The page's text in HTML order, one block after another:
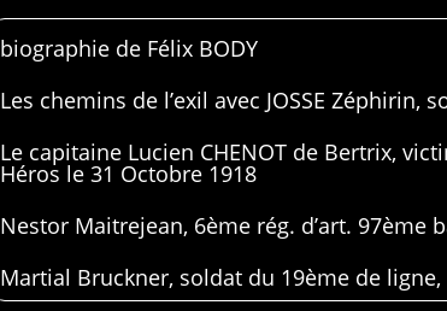
biographie de Félix BODY
Les chemins de l’exil avec JOSSE Zéphirin,
Le capitaine Lucien CHENOT de Bertrix,
Héros le 31 Octobre 1918
Nestor Maitrejean, 6ème rég. d’art. 97ème
Martial Bruckner, soldat du 19ème de ligne,